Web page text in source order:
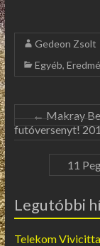
Gedeon Zsolt
Egyéb,
←Makray
futóversenyt!
11
Legutóbbi
Telekom